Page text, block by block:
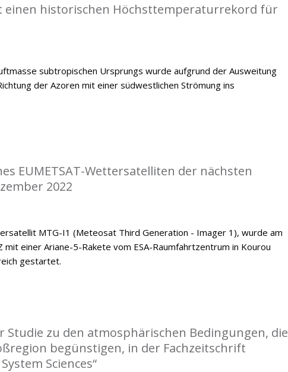
einen historischen Höchsttemperaturrekord für
subtropischen Ursprungs wurde aufgrund der Ausweitung
der Azoren mit einer südwestlichen Strömung ins
EUMETSAT-Wettersatelliten der nächsten
2022
MTG-I1 (Meteosat Third Generation - Imager 1), wurde am
mit einer Ariane-5-Rakete vom ESA-Raumfahrtzentrum in Kourou
gestartet.
Studie zu den atmosphärischen Bedingungen, die
begünstigen, in der Fachzeitschrift
Sciences“